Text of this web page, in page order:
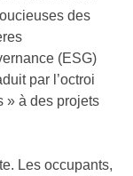
des
(ESG)
par l’octroi
» à des projets
Les occupants,